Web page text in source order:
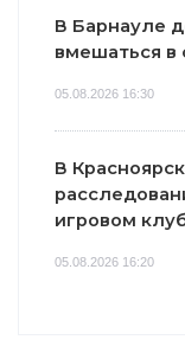
В Барнауле
вмешаться в
05.08.2026 16:30
В
игровом
05.08.2026 16:20